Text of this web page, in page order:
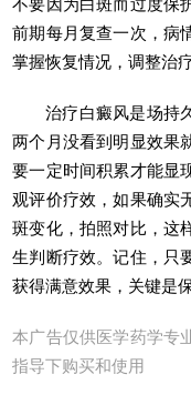
不要因为白斑而过度保
前期每月复查一次，病
掌握恢复情况，调整治
治疗白癜风是场持
两个月没看到明显效果
要一定时间积累才能显
观评价疗效，如果确实
斑变化，拍照对比，这
生判断疗效。记住，只
获得满意效果，关键是
本广告仅供医学药学专
指导下购买和使用